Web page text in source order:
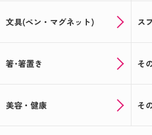
母の日用のお菓子はオリジナ
☆★記念品や送別品に★☆思い
文具(ペン・マグネット) ス
箸･箸置き そ
美容・健康 そ